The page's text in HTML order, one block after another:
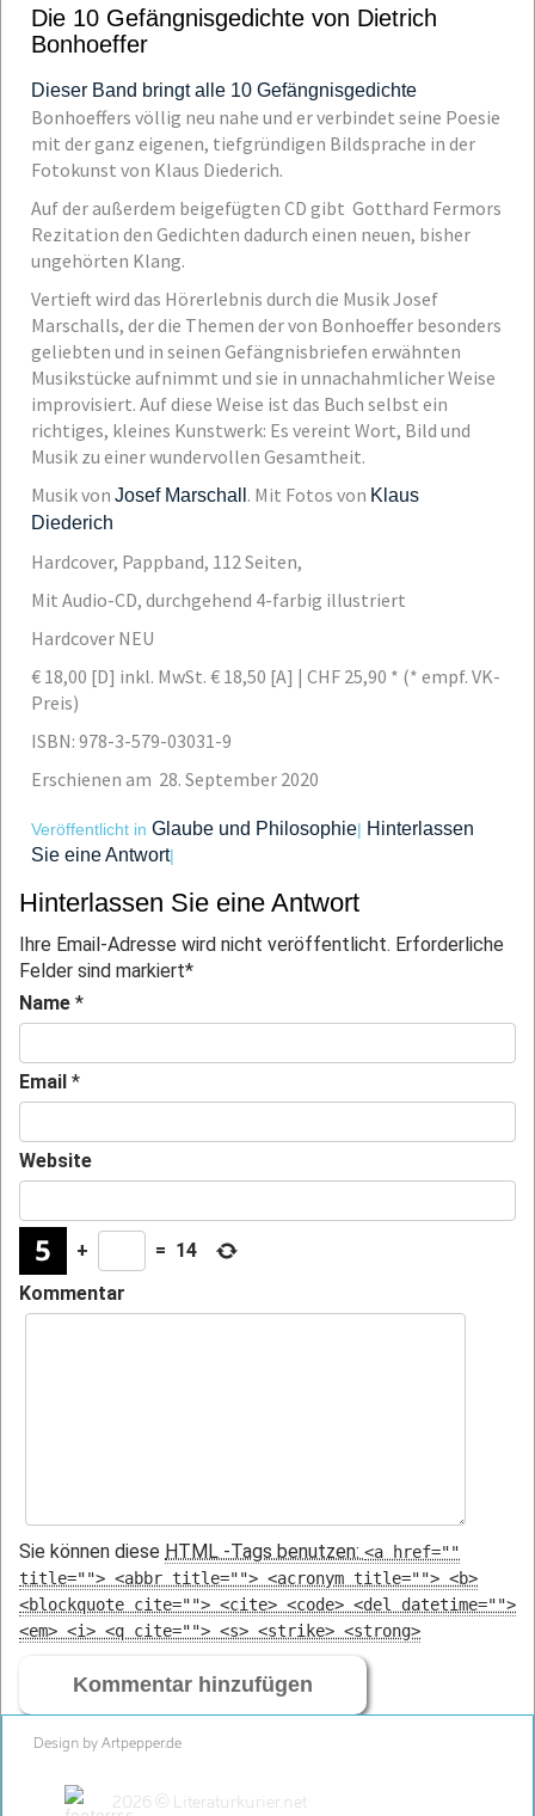
Die 10 Gefängnisgedichte von Dietrich
Bonhoeffer
Dieser Band bringt alle 10 Gefängnisgedichte
Bonhoeffers völlig neu nahe und er verbindet seine Poesie
mit der ganz eigenen, tiefgründigen Bildsprache in der
Fotokunst von Klaus Diederich.
Auf der außerdem beigefügten CD gibt Gotthard Fermors
Rezitation den Gedichten dadurch einen neuen, bisher
ungehörten Klang.
Vertieft wird das Hörerlebnis durch die Musik Josef
Marschalls, der die Themen der von Bonhoeffer besonders
geliebten und in seinen Gefängnisbriefen erwähnten
Musikstücke aufnimmt und sie in unnachahmlicher Weise
improvisiert. Auf diese Weise ist das Buch selbst ein
richtiges, kleines Kunstwerk: Es vereint Wort, Bild und
Musik zu einer wundervollen Gesamtheit.
Musik von Josef Marschall . Mit Fotos von Klaus
Diederich
Hardcover, Pappband, 112 Seiten,
Mit Audio-CD, durchgehend 4-farbig illustriert
Hardcover NEU
€ 18,00 [D] inkl. MwSt. € 18,50 [A] | CHF 25,90 * (* empf. VK-
Preis)
ISBN: 978-3-579-03031-9
Erschienen am 28. September 2020
Veröffentlicht in Glaube und Philosophie| Hinterlassen
Sie eine Antwort|
Hinterlassen Sie eine Antwort
Ihre Email-Adresse wird nicht veröffentlicht. Erforderliche
Felder sind markiert*
Name *
Email *
Website
+ = 14
Kommentar
Sie können diese HTML -Tags benutzen: <a href=""
title=""> <abbr title=""> <acronym title=""> <b>
<blockquote cite=""> <cite> <code> <del datetime="">
<em> <i> <q cite=""> <s> <strike> <strong>
2026 © Literaturkurier.net
Design by Artpepper.de